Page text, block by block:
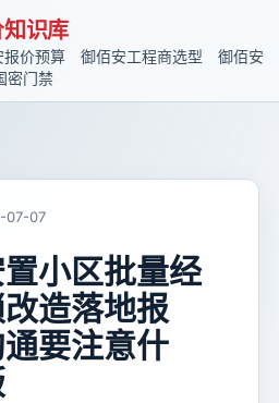
识库
报价预算 御佰安工程商选型
御佰安
密门禁
07-07
小区批量经
造落地报
要注意什